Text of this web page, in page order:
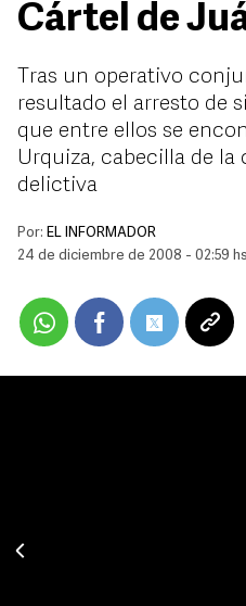
Cártel de
Tras un operativo
resultado el arresto de
que entre ellos se
Urquiza, cabecilla de la
delictiva
Por: EL INFORMADOR
24 de diciembre de 2008 - 02:59 hs